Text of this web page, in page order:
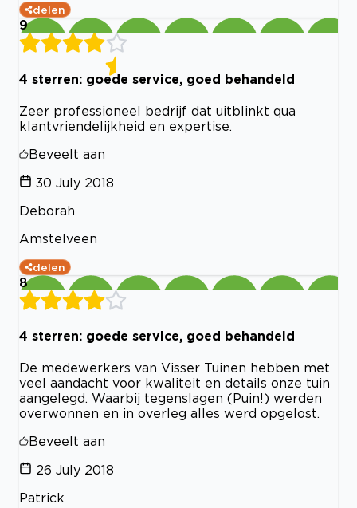
delen
9
4 sterren: goede service, goed behandeld
Zeer professioneel bedrijf dat uitblinkt qua
klantvriendelijkheid en expertise.
Beveelt aan
30 July 2018
Deborah
Amstelveen
delen
8
4 sterren: goede service, goed behandeld
De medewerkers van Visser Tuinen hebben met
veel aandacht voor kwaliteit en details onze tuin
aangelegd. Waarbij tegenslagen (Puin!) werden
overwonnen en in overleg alles werd opgelost.
Beveelt aan
26 July 2018
Patrick